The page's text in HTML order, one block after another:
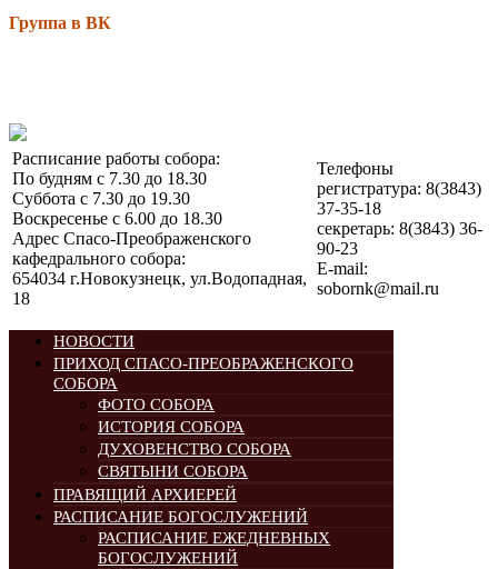
Группа в ВК
Расписание работы собора:
По будням с 7.30 до 18.30
Суббота с 7.30 до 19.30
Воскресенье с 6.00 до 18.30
Адрес Спасо-Преображенского
кафедрального собора:
654034 г.Новокузнецк, ул.Водопадная,
18
Телефоны
регистратура: 8(3843)
37-35-18
секретарь: 8(3843) 36-
90-23
E-mail:
sobornk@mail.ru
НОВОСТИ
ПРИХОД СПАСО-ПРЕОБРАЖЕНСКОГО
СОБОРА
ФОТО СОБОРА
ИСТОРИЯ СОБОРА
ДУХОВЕНСТВО СОБОРА
СВЯТЫНИ СОБОРА
ПРАВЯЩИЙ АРХИЕРЕЙ
РАСПИСАНИЕ БОГОСЛУЖЕНИЙ
РАСПИСАНИЕ ЕЖЕДНЕВНЫХ
БОГОСЛУЖЕНИЙ